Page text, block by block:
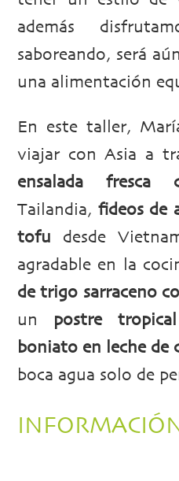
además
saboreando, será
una alimentación
En este taller,
viajar con Asia a
ensalada fresca
Tailandia, fideos de
tofu desde
agradable en la
de trigo sarraceno
un postre
boniato en leche de
boca agua solo de